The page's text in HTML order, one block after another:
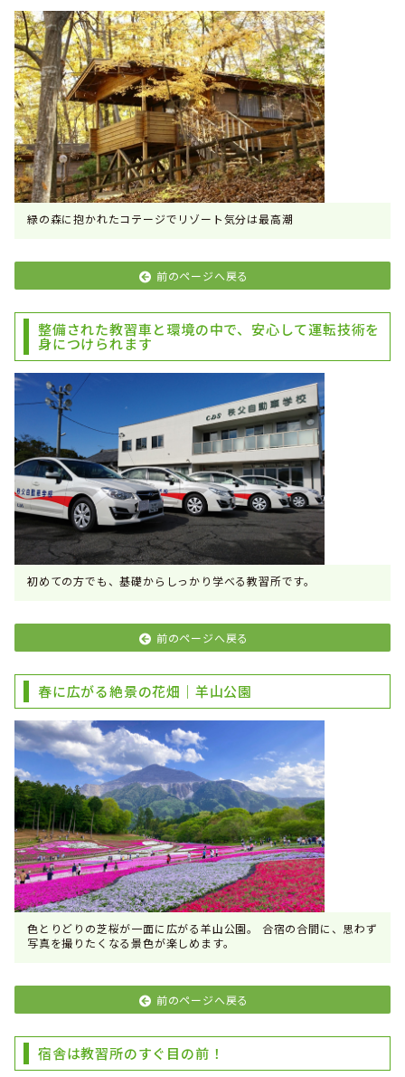
緑の森に抱かれたコテージでリゾート気分は最高潮
前のページへ戻る
整備された教習車と環境の中で、安心して運転技術を
身につけられます
初めての方でも、基礎からしっかり学べる教習所です。
前のページへ戻る
春に広がる絶景の花畑｜羊山公園
色とりどりの芝桜が一面に広がる羊山公園。 合宿の合間に、思わず
写真を撮りたくなる景色が楽しめます。
前のページへ戻る
宿舎は教習所のすぐ目の前！